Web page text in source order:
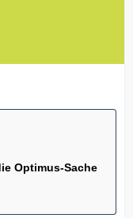
Optimus-Sache